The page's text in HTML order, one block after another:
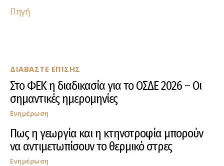
ΔΙΑΒΑΣΤΕ ΕΠΙΣΗΣ
Στο ΦΕΚ η διαδικασία για το ΟΣΔΕ 2026 – Οι
σημαντικές ημερομηνίες
Ενημέρωση
Πως η γεωργία και η κτηνοτροφία μπορούν
να αντιμετωπίσουν το θερμικό στρες
Ενημέρωση
Πηγή